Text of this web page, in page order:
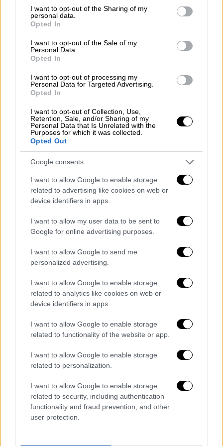
not limited to your visit or usage behaviour. You may click to
grant or deny consent to Google and its third-party tags to
use your data for below specified purposes in below Google
consent section.
I want to opt-out of the Sharing of my
personal data.
Opted In
I want to opt-out of the Sale of my
Personal Data.
Opted In
I want to opt-out of processing my
Personal Data for Targeted Advertising.
Opted In
I want to opt-out of Collection, Use,
Retention, Sale, and/or Sharing of my
Personal Data that Is Unrelated with the
Purposes for which it was collected.
Opted Out
Google consents
I want to allow Google to enable storage
related to advertising like cookies on web or
device identifiers in apps.
I want to allow my user data to be sent to
Google for online advertising purposes.
I want to allow Google to send me
personalized advertising.
I want to allow Google to enable storage
related to analytics like cookies on web or
device identifiers in apps.
I want to allow Google to enable storage
related to functionality of the website or app.
I want to allow Google to enable storage
related to personalization.
I want to allow Google to enable storage
related to security, including authentication
functionality and fraud prevention, and other
user protection.
δυνάμεις, μεταξύ των εγγράφων ήταν
κατάλογοι της Χαμάς και του Ισλαμικού
Τζιχάντ στους οποίους περιλαμβάνονταν
λεπτομέρειες για τα μέλη του, μισθοί και
προγράμματα εκπαίδευσης ανταρτών,
τηλεφωνικοί αριθμοί και αναφορές για
τραυματισμούς.
«Τα έγγραφα αυτά αποτελούν απόδειξη της
διείσδυσης τρομοκρατών της Χαμάς στο
τηλεοπτικό δίκτυο του Κατάρ al Jazeera»,
εκτίμησε ο ισραηλινός στρατός.
απάντησε ότι «θεωρεί αυτές
τις κατασκευασμένες κατηγορίες κατάφωρη
απόπειρα να φιμωθούν οι λίγοι
περιοχή και κατά συνέπεια να συγκαλυφθεί η
σκληρή πραγματικότητα του πολέμου από το
κοινό παγκοσμίως».
Από την πλευρά του το πρόγραμμα για τη
Μέση Ανατολή της Επιτροπής Προστασίας
Δημοσιογράφων(CPJ) εκτίμησε στο Χ ότι οι
κατηγορίες αυτές του Ισραήλ ισοδυναμούν
με δυσφήμηση των Παλαιστίνιων
δημοσιογράφων «με τον ανυπόστατο
Το Ισραήλ θεωρεί ότι το Al Jazeera
είναι φερέφωνο της Χαμάς
Ισραήλκατηγορεί εδώ και καιρό το
Jazeeraότι είναι φερέφωνο της